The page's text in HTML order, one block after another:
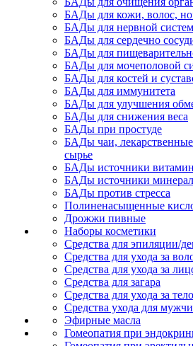
БАДы для кожи, волос,
БАДы для нервной
БАДы для сердечно
БАДы для
БАДы для мочеполовой
БАДы для костей и
БАДы для иммунитета
БАДы для улучшения
БАДы для снижения веса
БАДы при простуде
БАДы чаи,
сырье
БАДы источники
БАДы источники
БАДы против стресса
Полиненасыщенные
Дрожжи пивные
Наборы косметики
Средства для эпиляции/
Средства для ухода за
Средства для ухода за
Средства для загара
Средства для ухода за
Средства ухода для
Эфирные масла
Гомеопатия при